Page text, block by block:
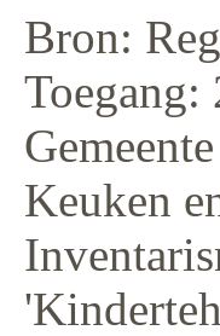
Bron:
Keuken